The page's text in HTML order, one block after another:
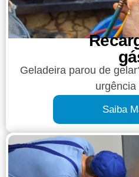
Geladeira parou de
urgência
Saiba